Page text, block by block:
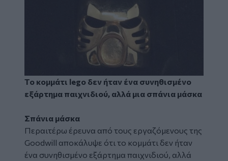
Το κομμάτι lego δεν ήταν ένα συνηθισμένο
εξάρτημα παιχνιδιού, αλλά μια σπάνια μάσκα
Σπάνια μάσκα
Περαιτέρω έρευνα από τους εργαζόμενους της
Goodwill αποκάλυψε ότι το κομμάτι δεν ήταν
ένα συνηθισμένο εξάρτημα παιχνιδιού, αλλά